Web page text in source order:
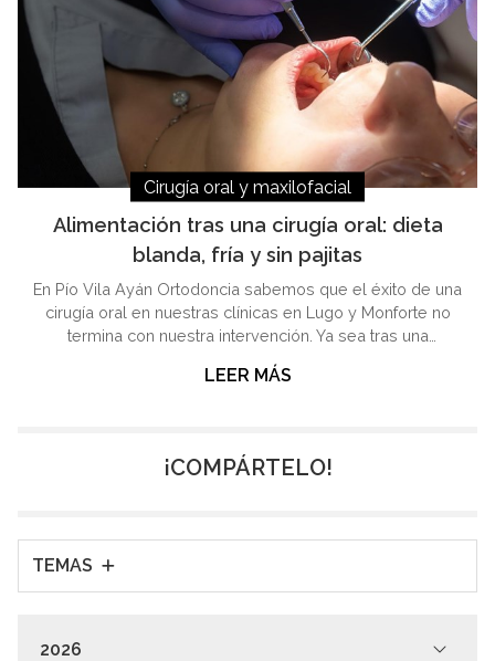
TEMAS
Alimentación tras una cirugía oral: dieta
blanda, fría y sin pajitas
Cirugía oral y maxilofacial
En Pío Vila Ayán Ortodoncia sabemos que el éxito de una
cirugía oral en nuestras clínicas en Lugo y Monforte no
termina con nuestra intervención. Ya sea tras una
cirugía de frenillo, el periodo de recuperación es crucial
excesivas. Uno de los pilares fundamentales de este
postoperatorio es, sin duda, la alimentación. Lo que
LEER MÁS
¡COMPÁRTELO!
2026